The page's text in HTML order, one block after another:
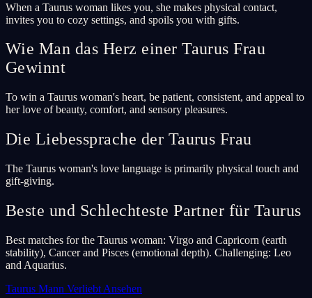
When a Taurus woman likes you, she makes physical contact,
invites you to cozy settings, and spoils you with gifts.
Wie Man das Herz einer Taurus Frau
Gewinnt
To win a Taurus woman's heart, be patient, consistent, and appeal to
her love of beauty, comfort, and sensory pleasures.
Die Liebessprache der Taurus Frau
The Taurus woman's love language is primarily physical touch and
gift-giving.
Beste und Schlechteste Partner für Taurus
Best matches for the Taurus woman: Virgo and Capricorn (earth
stability), Cancer and Pisces (emotional depth). Challenging: Leo
and Aquarius.
Taurus Mann Verliebt Ansehen